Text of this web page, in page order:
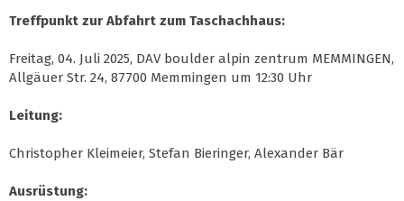
Treffpunkt zur Abfahrt zum Taschachhaus:
Freitag, 04. Juli 2025, DAV boulder alpin zentrum MEMMINGEN,
Allgäuer Str. 24, 87700 Memmingen um 12:30 Uhr
Leitung:
Christopher Kleimeier, Stefan Bieringer, Alexander Bär
Ausrüstung: